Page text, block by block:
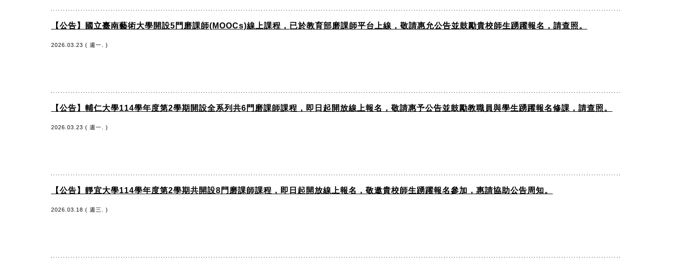
【公告】國立臺南藝術大學開設5門磨課師(MOOCs)線上課程，已於教育部磨課師平台上線，敬請惠允公告並鼓勵貴校師生踴躍報名，請查照。
2026.03.23 ( 週一. )
【公告】輔仁大學114學年度第2學期開設全系列共6門磨課師課程，即日起開放線上報名，敬請惠予公告並鼓勵教職員與學生踴躍報名修課，請查照。
2026.03.23 ( 週一. )
【公告】靜宜大學114學年度第2學期共開設8門磨課師課程，即日起開放線上報名，敬邀貴校師生踴躍報名參加，惠請協助公告周知。
2026.03.18 ( 週三. )